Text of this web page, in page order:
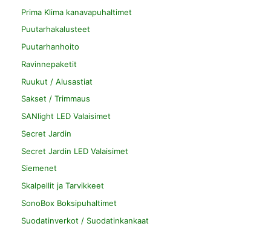
Prima Klima kanavapuhaltimet
Puutarhakalusteet
Puutarhanhoito
Ravinnepaketit
Ruukut / Alusastiat
Sakset / Trimmaus
SANlight LED Valaisimet
Secret Jardin
Secret Jardin LED Valaisimet
Siemenet
Skalpellit ja Tarvikkeet
SonoBox Boksipuhaltimet
Suodatinverkot / Suodatinkankaat